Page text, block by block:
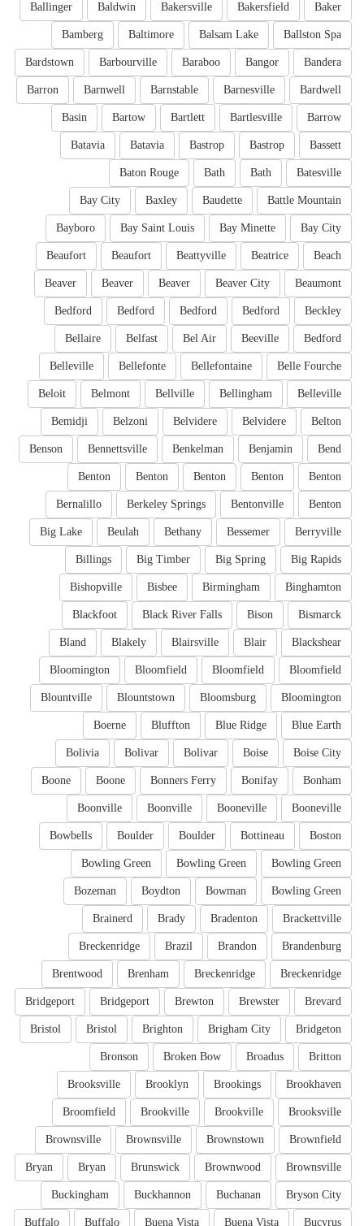
Baker
Bakersfield
Bakersville
Baldwin
Ballinger
Ballston Spa
Balsam Lake
Baltimore
Bamberg
Bandera
Bangor
Baraboo
Barbourville
Bardstown
Bardwell
Barnesville
Barnstable
Barnwell
Barron
Barrow
Bartlesville
Bartlett
Bartow
Basin
Bassett
Bastrop
Bastrop
Batavia
Batavia
Batesville
Bath
Bath
Baton Rouge
Battle Mountain
Baudette
Baxley
Bay City
Bay City
Bay Minette
Bay Saint Louis
Bayboro
Beach
Beatrice
Beattyville
Beaufort
Beaufort
Beaumont
Beaver City
Beaver
Beaver
Beaver
Beckley
Bedford
Bedford
Bedford
Bedford
Bedford
Beeville
Bel Air
Belfast
Bellaire
Belle Fourche
Bellefontaine
Bellefonte
Belleville
Belleville
Bellingham
Bellville
Belmont
Beloit
Belton
Belvidere
Belvidere
Belzoni
Bemidji
Bend
Benjamin
Benkelman
Bennettsville
Benson
Benton
Benton
Benton
Benton
Benton
Benton
Bentonville
Berkeley Springs
Bernalillo
Berryville
Bessemer
Bethany
Beulah
Big Lake
Big Rapids
Big Spring
Big Timber
Billings
Binghamton
Birmingham
Bisbee
Bishopville
Bismarck
Bison
Black River Falls
Blackfoot
Blackshear
Blair
Blairsville
Blakely
Bland
Bloomfield
Bloomfield
Bloomfield
Bloomington
Bloomington
Bloomsburg
Blountstown
Blountville
Blue Earth
Blue Ridge
Bluffton
Boerne
Boise City
Boise
Bolivar
Bolivar
Bolivia
Bonham
Bonifay
Bonners Ferry
Boone
Boone
Booneville
Booneville
Boonville
Boonville
Boston
Bottineau
Boulder
Boulder
Bowbells
Bowling Green
Bowling Green
Bowling Green
Bowling Green
Bowman
Boydton
Bozeman
Brackettville
Bradenton
Brady
Brainerd
Brandenburg
Brandon
Brazil
Breckenridge
Breckenridge
Breckenridge
Brenham
Brentwood
Brevard
Brewster
Brewton
Bridgeport
Bridgeport
Bridgeton
Brigham City
Brighton
Bristol
Bristol
Britton
Broadus
Broken Bow
Bronson
Brookhaven
Brookings
Brooklyn
Brooksville
Brooksville
Brookville
Brookville
Broomfield
Brownfield
Brownstown
Brownsville
Brownsville
Brownsville
Brownwood
Brunswick
Bryan
Bryan
Bryson City
Buchanan
Buckhannon
Buckingham
Bucyrus
Buena Vista
Buena Vista
Buffalo
Buffalo